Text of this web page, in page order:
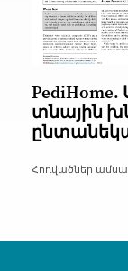
տնային
Հոդվածներ